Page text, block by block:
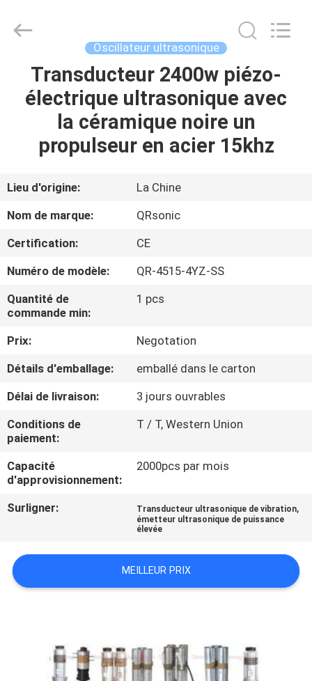
MAISON
PRODUITS
PROPOS
DE
NOUS
VISITE
DE
CONTRÔLE
QUALITÉ
CONTACTEZ-
NOUS
NOUVELLES
LES
AFFAIRES
UN DEVIS
Automation
Equipment
Oscillateur ultrasonique
Transducteur 2400w piézo-
électrique ultrasonique avec
la céramique noire un
propulseur en acier 15khz
Lieu d'origine:
La Chine
Nom de marque:
QRsonic
Certification:
CE
Numéro de modèle:
QR-4515-4YZ-SS
Quantité de
commande min:
1 pcs
Prix:
Negotation
Détails d'emballage:
emballé dans le carton
Délai de livraison:
3 jours ouvrables
Conditions de
paiement:
T / T, Western Union
Capacité
d'approvisionnement:
2000pcs par mois
Surligner: Transducteur ultrasonique de vibration,
émetteur ultrasonique de puissance
élevée
MEILLEUR PRIX